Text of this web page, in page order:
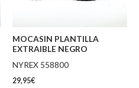
MOCASIN PLANTILLA
EXTRAIBLE NEGRO
NYREX 558800
29,95€